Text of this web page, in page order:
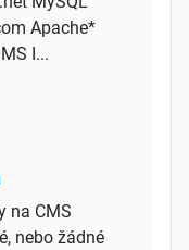
Apache*
I...
na CMS
nebo žádné